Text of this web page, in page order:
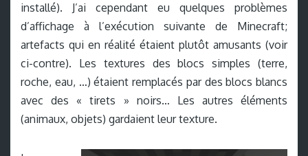
installé). J’ai cependant eu quelques problèmes
d’affichage à l’exécution suivante de Minecraft;
artefacts qui en réalité étaient plutôt amusants (voir
ci-contre). Les textures des blocs simples (terre,
roche, eau, …) étaient remplacés par des blocs blancs
avec des « tirets » noirs… Les autres éléments
(animaux, objets) gardaient leur texture.